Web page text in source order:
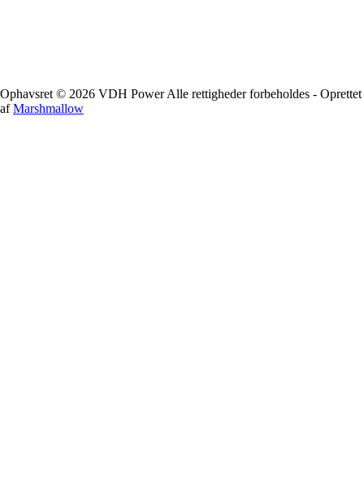
Ophavsret © 2026 VDH Power Alle rettigheder forbeholdes - Oprettet
afMarshmallow